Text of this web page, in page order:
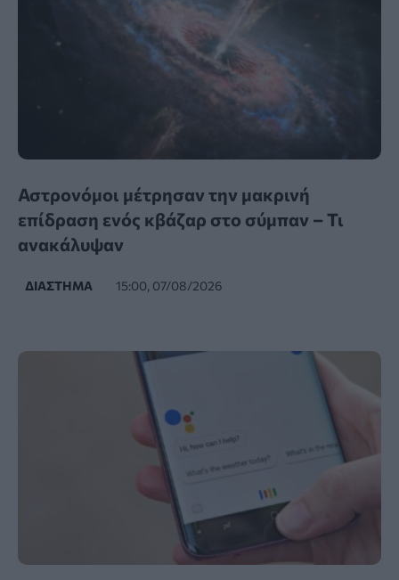
Αστρονόμοι μέτρησαν την μακρινή
επίδραση ενός κβάζαρ στο σύμπαν – Τι
ανακάλυψαν
ΔΙΆΣΤΗΜΑ 15:00, 07/08/2026